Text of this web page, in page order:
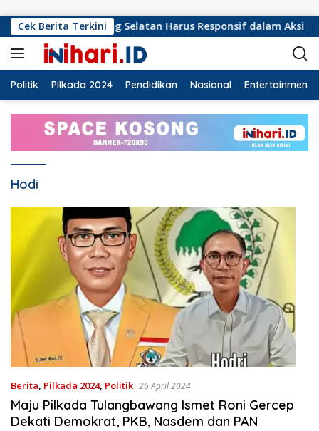
Cek Berita Terkini
PMI Lampung Selatan Harus Responsif dalam Aksi
Politik Pilkada 2024 Pendidikan Nasional Entertainment
Hodi
Berita, Pilkada 2024, Politik 26 April 2024
Maju Pilkada Tulangbawang Ismet Roni Gercep
Dekati Demokrat, PKB, Nasdem dan PAN